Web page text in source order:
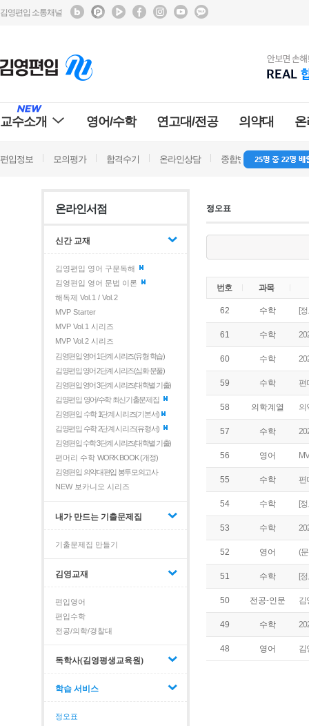
김영편입 소통채널
교수소개 영어/수학 연고대/전공 의약대
편입정보 모의평가 합격수기 온라인상담 종합반 방문상담
온라인서점
신간 교재
김영편입 영어 구문독해
김영편입 영어 문법 이론
해독제 Vol.1 / Vol.2
MVP Starter
MVP Vol.1 시리즈
MVP Vol.2 시리즈
김영편입 영어 1단계 시리즈(유형 학습)
김영편입 영어 2단계 시리즈(심화 문풀)
김영편입 영어 3단계 시리즈(대학별 기출)
김영편입 영어/수학 최신기출문제집
김영편입 수학 1단계 시리즈(기본서)
김영편입 수학 2단계 시리즈(유형서)
김영편입 수학 3단계 시리즈(대학별 기출)
편머리 수학 WORK BOOK (개정)
김영편입 의약대편입 봉투모의고사
NEW 보카니오 시리즈
내가 만드는 기출문제집
기출문제집 만들기
김영교재
편입영어
편입수학
전공/의학/경찰대
독학사(김영평생교육원)
학습 서비스
정오표
정오표
번호 과목
62 수학 [
61 수학
60 수학
59 수학 편
58 의학계열 의
57 수학
56 영어
55 수학 편
54 수학 [
53 수학
52 영어 (
51 수학 [
50 전공-인문 김
49 수학
48 영어 김